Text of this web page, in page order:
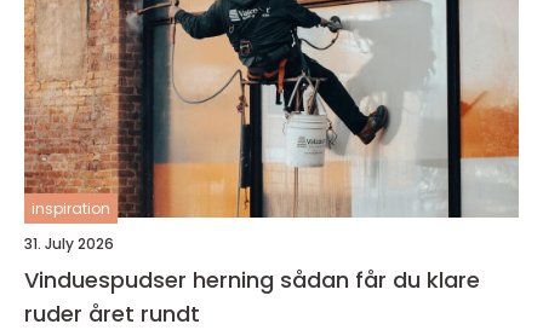
inspiration
31. July 2026
Vinduespudser herning sådan får du klare
ruder året rundt